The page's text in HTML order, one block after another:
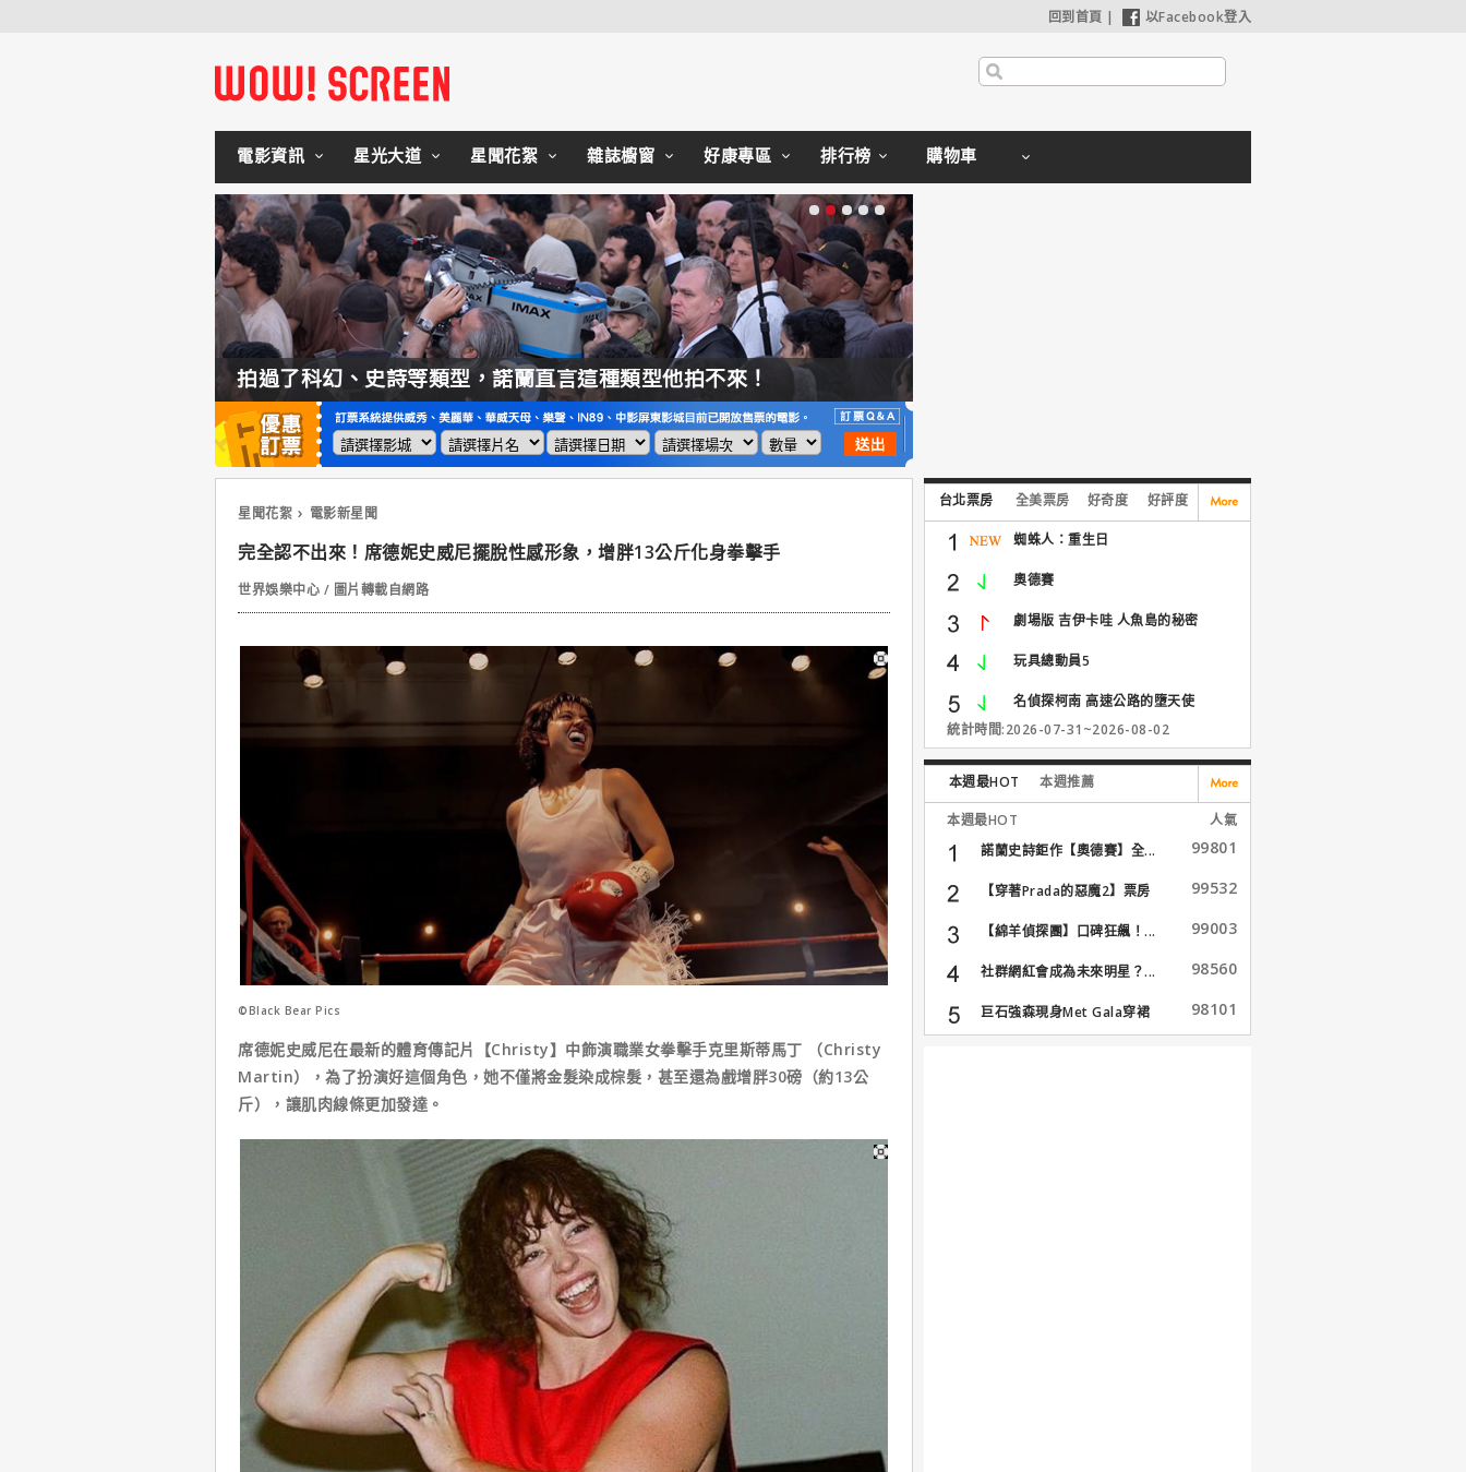
回到首頁 | 以Facebook登入
電影資訊 星光大道 星聞花絮 雜誌櫥窗 好康專區 排行榜 購物車
拍過了科幻、史詩等類型，諾蘭直言這種類型他拍不來！
星聞花絮 電影新星聞
完全認不出來！席德妮史威尼擺脫性感形象，增胖13公斤化身拳擊手
世界娛樂中心 / 圖片轉載自網路
©Black Bear Pics
席德妮史威尼在最新的體育傳記片【Christy】中飾演職業女拳擊手克里斯蒂馬丁 （Christy
Martin），為了扮演好這個角色，她不僅將金髮染成棕髮，甚至還為戲增胖30磅（約13公
斤），讓肌肉線條更加發達。
台北票房 全美票房 好奇度 好評度
蜘蛛人：重生日
奧德賽
劇場版 吉伊卡哇 人魚島的秘密
玩具總動員5
名偵探柯南 高速公路的墮天使
統計時間:2026-07-31~2026-08-02
本週最HOT 本週推薦
本週最HOT
人氣
諾蘭史詩鉅作【奧德賽】全...
99801
【穿著Prada的惡魔2】票房
99532
【綿羊偵探團】口碑狂飆！... 99003
社群網紅會成為未來明星？... 98560
巨石強森現身Met Gala穿裙
子...
98101